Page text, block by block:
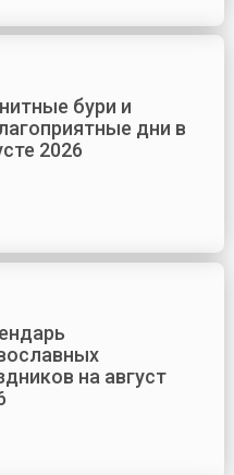
бури и
дни в
2026
на август